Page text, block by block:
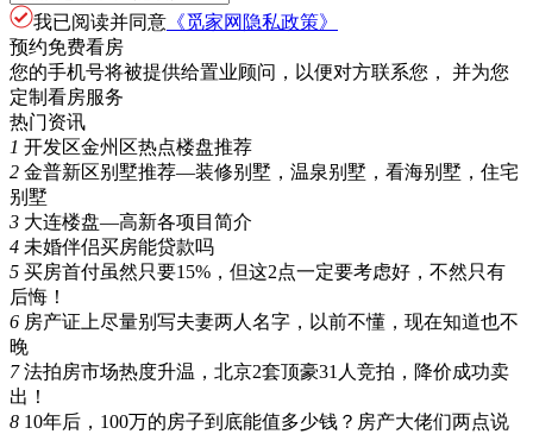
我已阅读并同意 《觅家网隐私政策》
预约免费看房
您的手机号将被提供给置业顾问，以便对方联系您， 并为您
定制看房服务
热门资讯
1 开发区金州区热点楼盘推荐
2 金普新区别墅推荐—装修别墅，温泉别墅，看海别墅，住宅
别墅
3 大连楼盘—高新各项目简介
4 未婚伴侣买房能贷款吗
5 买房首付虽然只要15%，但这2点一定要考虑好，不然只有
后悔！
6 房产证上尽量别写夫妻两人名字，以前不懂，现在知道也不
晚
7 法拍房市场热度升温，北京2套顶豪31人竞拍，降价成功卖
出！
8 10年后，100万的房子到底能值多少钱？房产大佬们两点说